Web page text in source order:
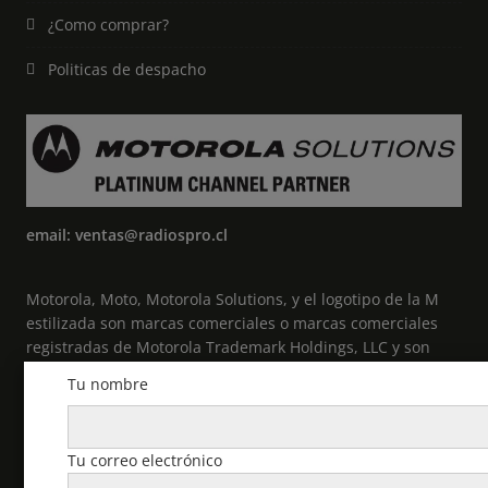
¿Como comprar?
Politicas de despacho
email: ventas@radiospro.cl
Motorola, Moto, Motorola Solutions, y el logotipo de la M
estilizada son marcas comerciales o marcas comerciales
registradas de Motorola Trademark Holdings, LLC y son
comerciales pertenecen a sus respectivos propietarios. ©
Tu nombre
Tu correo electrónico